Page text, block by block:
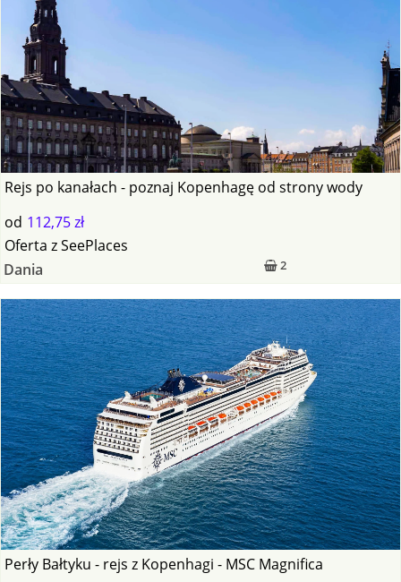
Rejs po kanałach - poznaj Kopenhagę od strony wody
od 112,75 zł
2
Oferta zSeePlaces
Dania
Perły Bałtyku - rejs z Kopenhagi - MSC Magnifica